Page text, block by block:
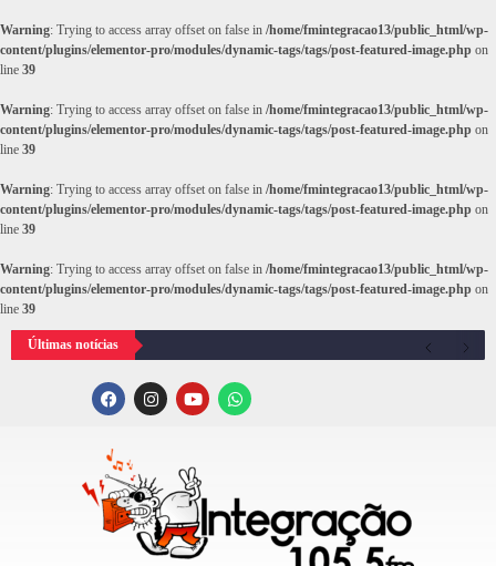
Warning: Trying to access array offset on false in /home/fmintegracao13/public_html/wp-
content/plugins/elementor-pro/modules/dynamic-tags/tags/post-featured-image.php on
line 39
Warning: Trying to access array offset on false in /home/fmintegracao13/public_html/wp-
content/plugins/elementor-pro/modules/dynamic-tags/tags/post-featured-image.php on
line 39
Warning: Trying to access array offset on false in /home/fmintegracao13/public_html/wp-
content/plugins/elementor-pro/modules/dynamic-tags/tags/post-featured-image.php on
line 39
Warning: Trying to access array offset on false in /home/fmintegracao13/public_html/wp-
content/plugins/elementor-pro/modules/dynamic-tags/tags/post-featured-image.php on
line 39
Últimas notícias